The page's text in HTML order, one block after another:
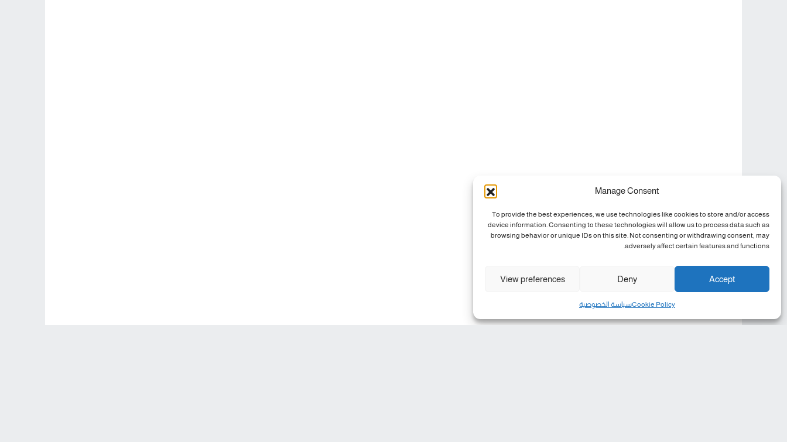
Manage Consent
To provide the best experiences, we use technologies like cookies to store and/or access
device information. Consenting to these technologies will allow us to process data such as
browsing behavior or unique IDs on this site. Not consenting or withdrawing consent, may
adversely affect certain features and functions.
Accept
Deny
View preferences
Cookie Policyسياسة الخصوصية